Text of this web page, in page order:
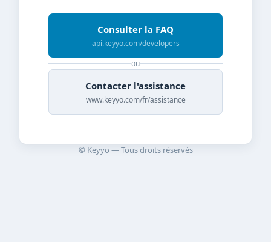
Consulter la FAQ
api.keyyo.com/developers
ou
Contacter l'assistance
www.keyyo.com/fr/assistance
© Keyyo — Tous droits réservés